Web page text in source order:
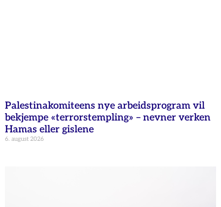
Palestinakomiteens nye arbeidsprogram vil
bekjempe «terrorstempling» – nevner verken
Hamas eller gislene
6. august 2026